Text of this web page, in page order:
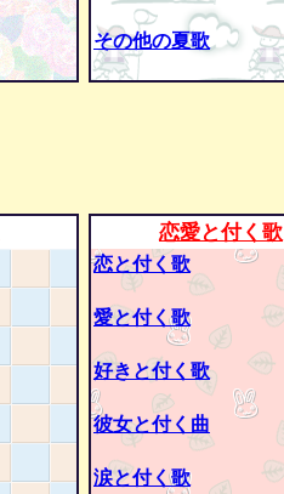
その他の夏歌
恋愛と付く歌
恋と付く歌
愛と付く歌
好きと付く歌
彼女と付く曲
涙と付く歌